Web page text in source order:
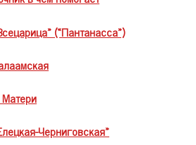
(«Пантанасса»)
Черниговская»